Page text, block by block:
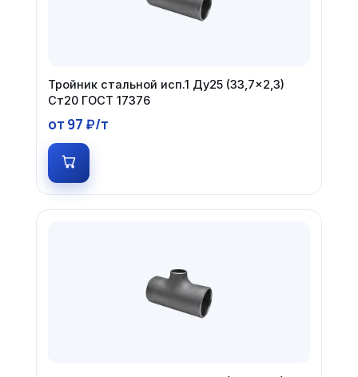
Тройник стальной исп.1 Ду25 (33,7×2,3)
Ст20 ГОСТ 17376
от 97 ₽/т